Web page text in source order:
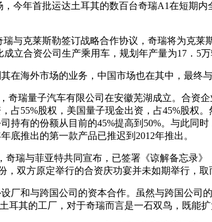
今年首批运达土耳其的数百台奇瑞A1在短期
与克莱斯勒签订战略合作协议，奇瑞将为克莱
立合资公司生产乘用车，规划年产量为17．5万
在海外市场的业务，中国市场也在其中，最终
奇瑞量子汽车有限公司在安徽芜湖成立。合资
占55%股权，美国量子现金出资，占45%股
持有的份额从目前的45%提高到50%。与此同
底推出的第一款产品已推迟到2012年推出。
瑞与菲亚特共同宣布，已签署《谅解备忘录
，双方原定举行的合资庆功宴并未如期举行，
厂和与跨国公司的资本合作。虽然与跨国公司
耳其的工厂，对于奇瑞而言是一石双鸟，既能